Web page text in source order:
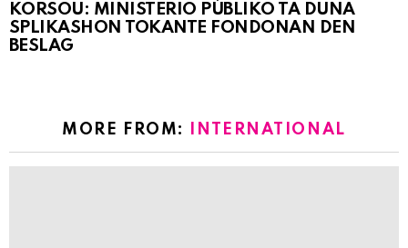
KORSOU: MINISTERIO PÚBLIKO TA DUNA
SPLIKASHON TOKANTE FONDONAN DEN
BESLAG
MORE FROM: INTERNATIONAL